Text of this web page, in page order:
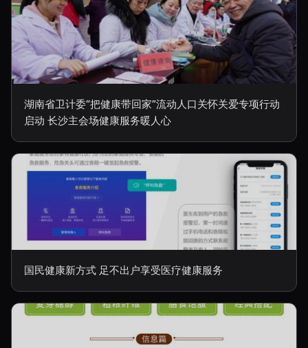
湖南省卫计委“把健康带回家”流动人口关怀关爱专项行动
启动 长沙主会场健康服务暖人心
国民健康新方式 足不出户享受医疗健康服务